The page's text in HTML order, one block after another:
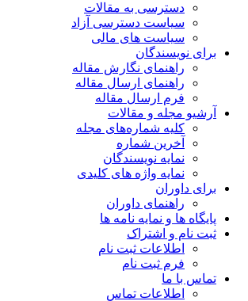
دسترسی به مقالات
سیاست دسترسی آزاد
سیاست های مالی
برای نویسندگان
راهنمای نگارش مقاله
راهنمای ارسال مقاله
فرم ارسال مقاله
آرشیو مجله و مقالات
کلیه شماره‌های مجله
آخرین شماره
نمایه نویسندگان
نمایه واژه های کلیدی
برای داوران
راهنمای داوران
پایگاه ها و نمایه نامه ها
ثبت نام و اشتراک
اطلاعات ثبت نام
فرم ثبت نام
تماس با ما
اطلاعات تماس